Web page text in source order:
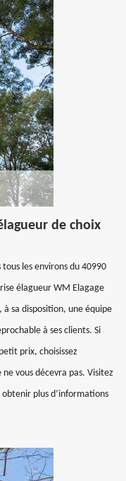
de choix
les environs du 40990
élagueur WM Elagage
à sa disposition, une équipe
à ses clients. Si
prix, choisissez
vous décevra pas. Visitez
plus d’informations